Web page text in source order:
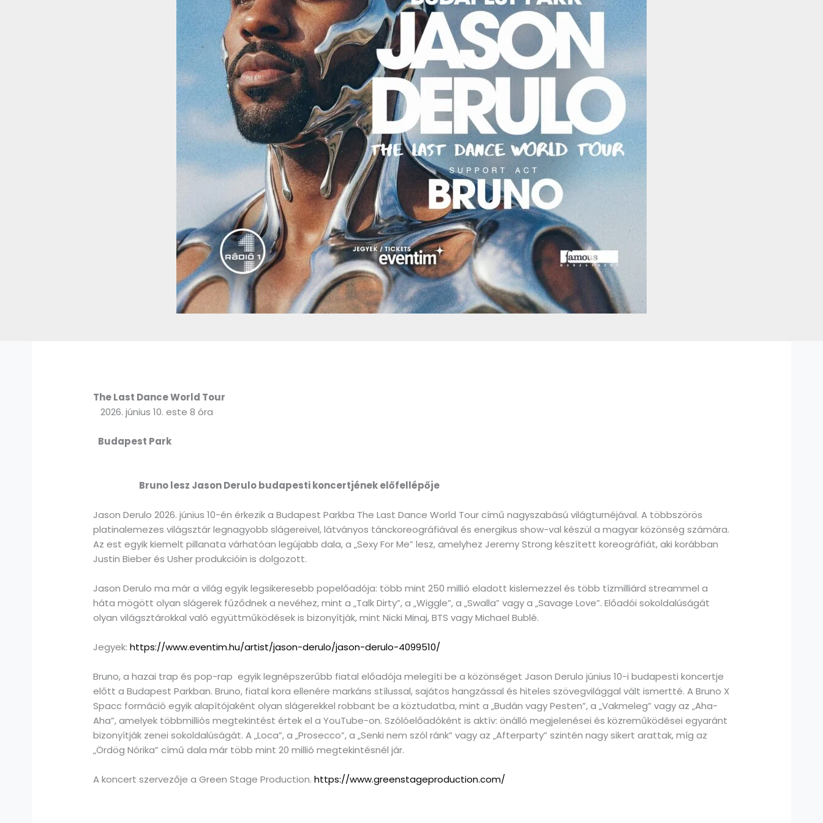
The Last Dance World Tour
2026. június 10. este 8 óra
Budapest Park
Bruno lesz Jason Derulo budapesti koncertjének előfellépője
Jason Derulo 2026. június 10-én érkezik a Budapest Parkba The Last Dance World Tour című nagyszabású világturnéjával. A többszörös
platinalemezes világsztár legnagyobb slágereivel, látványos tánckoreográfiával és energikus show-val készül a magyar közönség számára.
Az est egyik kiemelt pillanata várhatóan legújabb dala, a „Sexy For Me” lesz, amelyhez Jeremy Strong készített koreográfiát, aki korábban
Justin Bieber és Usher produkcióin is dolgozott.
Jason Derulo ma már a világ egyik legsikeresebb popelőadója: több mint 250 millió eladott kislemezzel és több tízmilliárd streammel a
háta mögött olyan slágerek fűződnek a nevéhez, mint a „Talk Dirty”, a „Wiggle”, a „Swalla” vagy a „Savage Love”. Előadói sokoldalúságát
olyan világsztárokkal való együttműködések is bizonyítják, mint Nicki Minaj, BTS vagy Michael Bublé.
Jegyek:https://www.eventim.hu/artist/jason-derulo/jason-derulo-4099510/
Bruno, a hazai trap és pop-rap egyik legnépszerűbb fiatal előadója melegíti be a közönséget Jason Derulo június 10-i budapesti koncertje
előtt a Budapest Parkban. Bruno, fiatal kora ellenére markáns stílussal, sajátos hangzással és hiteles szövegvilággal vált ismertté. A Bruno X
Spacc formáció egyik alapítójaként olyan slágerekkel robbant be a köztudatba, mint a „Budán vagy Pesten”, a „Vakmeleg” vagy az „Aha-
Aha”, amelyek többmilliós megtekintést értek el a YouTube-on. Szólóelőadóként is aktív: önálló megjelenései és közreműködései egyaránt
bizonyítják zenei sokoldalúságát. A „Loca”, a „Prosecco”, a „Senki nem szól ránk” vagy az „Afterparty” szintén nagy sikert arattak, míg az
„Ördög Nórika” című dala már több mint 20 millió megtekintésnél jár.
A koncert szervezője a Green Stage Production.https://www.greenstageproduction.com/